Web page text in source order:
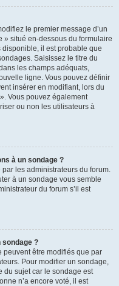
le premier message d’un
» situé en-dessous du formulaire
disponible, il est probable que
Saisissez le titre du
les champs adéquats,
ligne. Vous pouvez définir
insérer en modifiant, lors du
Vous pouvez également
ou non les utilisateurs à
à un sondage ?
par les administrateurs du forum.
à un sondage vous semble
du forum s’il est
?
peuvent être modifiés que par
Pour modifier un sondage,
du sujet car le sondage est
n’a encore voté, il est